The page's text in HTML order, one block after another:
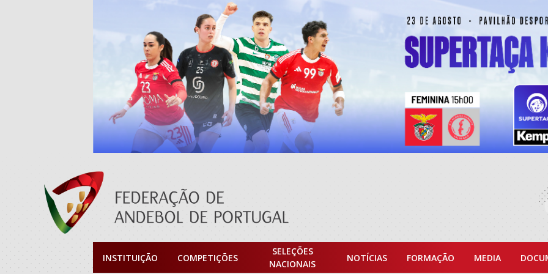
INSTITUIÇÃO COMPETIÇÕES
SELEÇÕES
NACIONAIS
NOTÍCIAS FORMAÇÃO MEDIA